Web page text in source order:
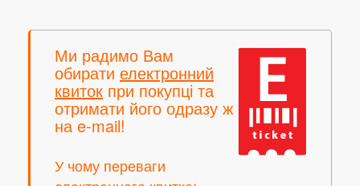
Ми радимо Вам
обирати електронний
квиток при покупці та
отримати його одразу ж
на e-mail!
У чому переваги